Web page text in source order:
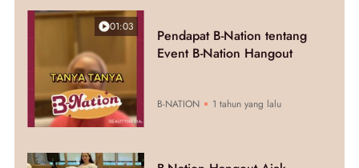
01:03
Pendapat B-Nation tentang
Event B-Nation Hangout
B-NATION 1 tahun yang lalu